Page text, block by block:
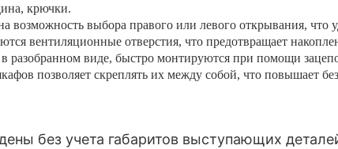
крючки.
возможность выбора правого или левого открывания,
вентиляционные отверстия, что предотвращает
в разобранном виде, быстро монтируются при помощи
позволяет скреплять их между собой, что повышает
без учета габаритов выступающих